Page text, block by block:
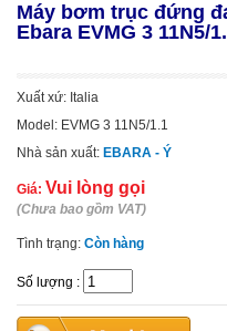
Máy bơm trục đứng
Ebara EVMG 3 11N5/
Xuất xứ: Italia
Model: EVMG 3 11N5/1.1
Nhà sản xuất: EBARA - Ý
Giá: Vui lòng gọi
(Chưa bao gồm VAT)
Tình trạng: Còn hàng
Số lượng :